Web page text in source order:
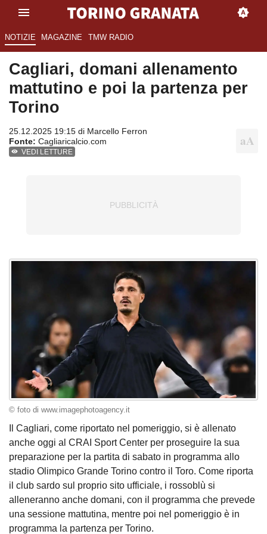
NOTIZIE MAGAZINE TMW RADIO
Cagliari, domani allenamento
mattutino e poi la partenza per
Torino
25.12.2025 19:15 di Marcello Ferron
Fonte: Cagliaricalcio.com
VEDI LETTURE
© foto di www.imagephotoagency.it
Il Cagliari, come riportato nel pomeriggio, si è allenato
anche oggi al CRAI Sport Center per proseguire la sua
preparazione per la partita di sabato in programma allo
stadio Olimpico Grande Torino contro il Toro. Come riporta
il club sardo sul proprio sito ufficiale, i rossoblù si
alleneranno anche domani, con il programma che prevede
una sessione mattutina, mentre poi nel pomeriggio è in
programma la partenza per Torino.